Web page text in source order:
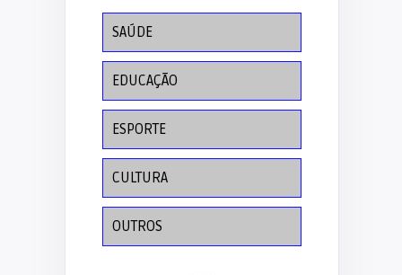
SAÚDE
EDUCAÇÃO
ESPORTE
CULTURA
OUTROS